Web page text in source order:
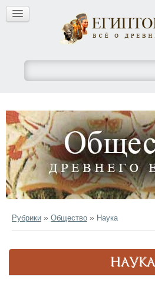
Рубрики » Общество » Наука
НАУКА